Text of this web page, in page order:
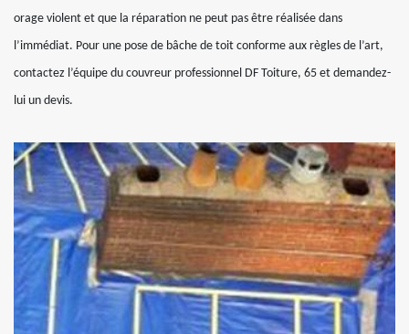
orage violent et que la réparation ne peut pas être réalisée dans
l’immédiat. Pour une pose de bâche de toit conforme aux règles de l’art,
contactez l’équipe du couvreur professionnel DF Toiture, 65 et demandez-
lui un devis.